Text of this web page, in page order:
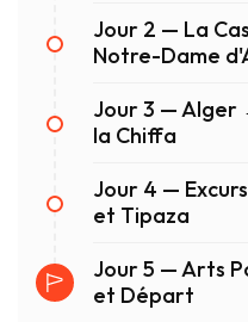
Jour 2 — La
Notre-Dame
Jour 3 — Alger
la Chiffa
Jour 4 —
et Tipaza
Jour 5 — Arts
et Départ